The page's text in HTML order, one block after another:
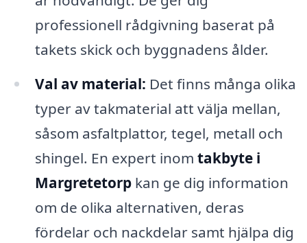
professionell rådgivning baserat på
takets skick och byggnadens ålder.
Val av material: Det finns många olika
typer av takmaterial att välja mellan,
såsom asfaltplattor, tegel, metall och
shingel. En expert inom takbyte i
Margretetorpkan ge dig information
om de olika alternativen, deras
fördelar och nackdelar samt hjälpa dig